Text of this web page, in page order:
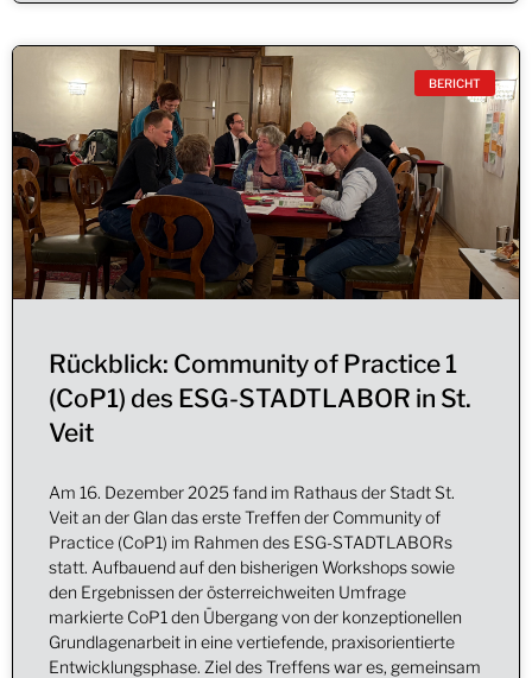
BERICHT
Rückblick: Community of Practice 1
(CoP1) des ESG-STADTLABOR in St.
Veit
Am 16. Dezember 2025 fand im Rathaus der Stadt St.
Veit an der Glan das erste Treffen der Community of
Practice (CoP1) im Rahmen des ESG-STADTLABORs
statt. Aufbauend auf den bisherigen Workshops sowie
den Ergebnissen der österreichweiten Umfrage
markierte CoP1 den Übergang von der konzeptionellen
Grundlagenarbeit in eine vertiefende, praxisorientierte
Entwicklungsphase. Ziel des Treffens war es, gemeinsam